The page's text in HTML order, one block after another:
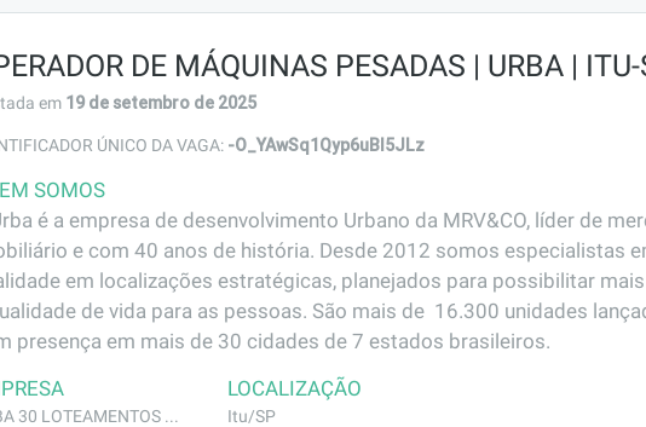
DE MÁQUINAS PESADAS | URBA |
em 19 de setembro de 2025
ÚNICO DA VAGA: -O_YAwSq1Qyp6uBl5JLz
SOMOS
é a empresa de desenvolvimento Urbano da MRV&CO, líder de
e com 40 anos de história. Desde 2012 somos especialistas
em localizações estratégicas, planejados para possibilitar
de vida para as pessoas. São mais de  16.300 unidades
presença em mais de 30 cidades de 7 estados brasileiros.
30 LOTEAMENTOS ...
LOCALIZAÇÃO
Itu/SP